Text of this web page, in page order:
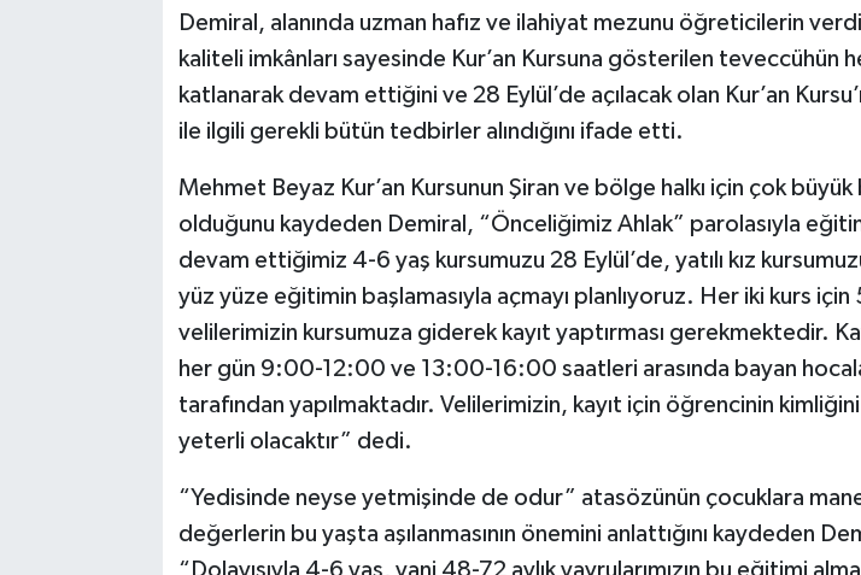
Demiral, alanında uzman hafız ve ilahiyat mezunu öğreticilerin
kaliteli imkânları sayesinde Kur’an Kursuna gösterilen teveccühün
katlanarak devam ettiğini ve 28 Eylül’de açılacak olan Kur’an
ile ilgili gerekli bütün tedbirler alındığını ifade etti.
Mehmet Beyaz Kur’an Kursunun Şiran ve bölge halkı için çok büyük
olduğunu kaydeden Demiral, “Önceliğimiz Ahlak” parolasıyla
devam ettiğimiz 4-6 yaş kursumuzu 28 Eylül’de, yatılı kız
yüz yüze eğitimin başlamasıyla açmayı planlıyoruz. Her iki kurs için
velilerimizin kursumuza giderek kayıt yaptırması gerekmektedir.
her gün 9:00-12:00 ve 13:00-16:00 saatleri arasında bayan
tarafından yapılmaktadır. Velilerimizin, kayıt için öğrencinin
yeterli olacaktır” dedi.
“Yedisinde neyse yetmişinde de odur” atasözünün çocuklara
değerlerin bu yaşta aşılanmasının önemini anlattığını kaydeden
“Dolayısıyla 4-6 yaş, yani 48-72 aylık yavrularımızın bu eğitimi